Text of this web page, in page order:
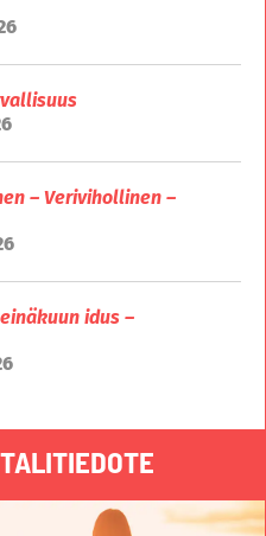
– Verivihollinen –
idus –